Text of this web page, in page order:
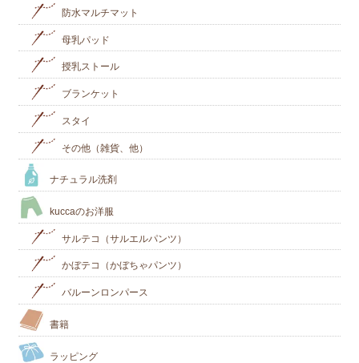
防水マルチマット
母乳パッド
授乳ストール
ブランケット
スタイ
その他（雑貨、他）
ナチュラル洗剤
kuccaのお洋服
サルテコ（サルエルパンツ）
かぼテコ（かぼちゃパンツ）
バルーンロンパース
書籍
ラッピング